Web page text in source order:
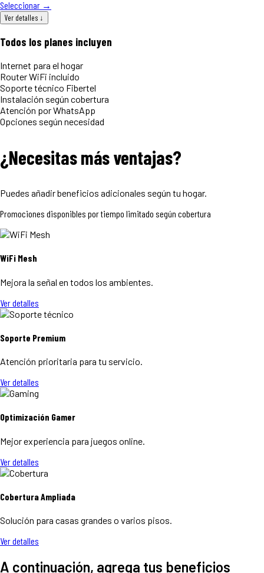
Seleccionar →
Ver detalles ↓
Todos los planes incluyen
Internet para el hogar
Router WiFi incluido
Soporte técnico Fibertel
Instalación según cobertura
Atención por WhatsApp
Opciones según necesidad
¿Necesitas másventajas?
Puedes añadir beneficios adicionales según tu hogar.
Promociones disponibles por tiempo limitado según cobertura
WiFi Mesh
Mejora la señal en todos los ambientes.
Ver detalles
Soporte Premium
Atención prioritaria para tu servicio.
Ver detalles
Optimización Gamer
Mejor experiencia para juegos online.
Ver detalles
Cobertura Ampliada
Solución para casas grandes o varios pisos.
Ver detalles
A continuación, agrega tus beneficios